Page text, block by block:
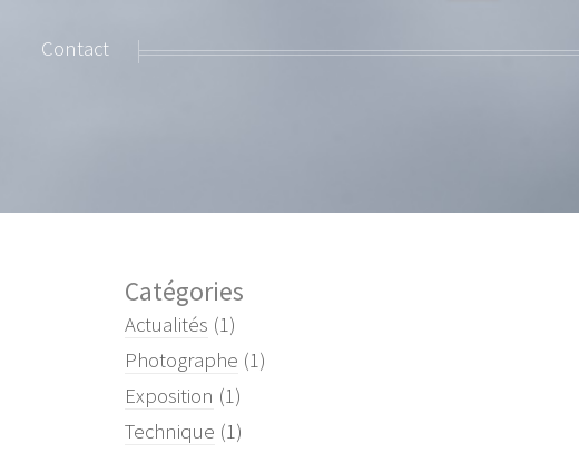
Contact
Catégories
Actualités (1)
Photographe (1)
Exposition (1)
Technique (1)